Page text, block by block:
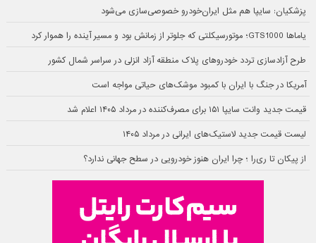
پزشکیان: سایپا هم مثل ایران‌خودرو خصوصی‌سازی می‌شود
یاماها GTS1000؛ موتورسیکلتی که جلوتر از زمانش بود و مسیر آینده را هموار کرد
طرح آزادسازی تردد خودروهای پلاک منطقه آزاد انزلی در سراسر شمال کشور
آمریکا در جنگ با ایران با کمبود موشک‌های حیاتی مواجه است
قیمت جدید وانت سایپا ۱۵۱ برای مصرف‌کننده در مرداد ۱۴۰۵ اعلام شد
لیست قیمت جدید لاستیک‌های ایرانی در مرداد ۱۴۰۵
از پیکان تا ری‌را ؛ چرا ایران هنوز خودرویی در سطح جهانی ندارد؟